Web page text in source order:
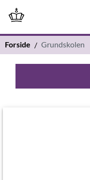
Forside Grundskolen